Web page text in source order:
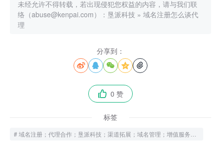
未经允许不得转载，若出现侵犯您权益的内容，请与我们联
络（abuse@kenpai.com）： 垦派科技 » 域名注册怎么谈代
理
分享到：
    
 0 赞
标签
域名注册；代理合作；垦派科技；渠道拓展；域名管理；增值服务；业务能力